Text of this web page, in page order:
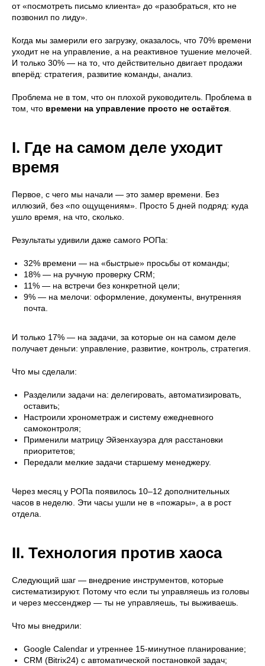
от «посмотреть письмо клиента» до «разобраться, кто не
позвонил по лиду».
Когда мы замерили его загрузку, оказалось, что 70% времени
уходит не на управление, а на реактивное тушение мелочей.
И только 30% — на то, что действительно двигает продажи
вперёд: стратегия, развитие команды, анализ.
Проблема не в том, что он плохой руководитель. Проблема в
том, что времени на управление просто не остаётся
I. Где на самом деле уходит
время
Первое, с чего мы начали — это замер времени. Без
иллюзий, без «по ощущениям». Просто 5 дней подряд: куда
ушло время, на что, сколько.
Результаты удивили даже самого РОПа:
32% времени — на «быстрые» просьбы от команды;
18% — на ручную проверку CRM;
11% — на встречи без конкретной цели;
9% — на мелочи: оформление, документы, внутренняя
почта.
И только 17% — на задачи, за которые он на самом деле
получает деньги: управление, развитие, контроль, стратегия.
Что мы сделали:
Разделили задачи на: делегировать, автоматизировать,
оставить;
Настроили хронометраж и систему ежедневного
самоконтроля;
Применили матрицу Эйзенхауэра для расстановки
приоритетов;
Передали мелкие задачи старшему менеджеру.
Через месяц у РОПа появилось 10–12 дополнительных
часов в неделю. Эти часы ушли не в «пожары», а в рост
отдела.
II. Технология против хаоса
Следующий шаг — внедрение инструментов, которые
систематизируют. Потому что если ты управляешь из головы
и через мессенджер — ты не управляешь, ты выживаешь.
Что мы внедрили:
Google Calendar и утреннее 15-минутное планирование;
CRM (Bitrix24) с автоматической постановкой задач;